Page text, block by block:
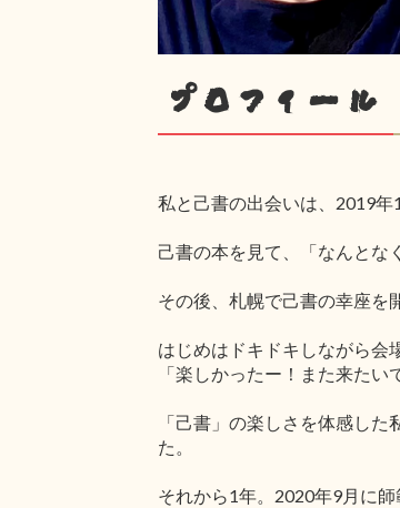
プロフィール
私と己書の出会いは、2019年
己書の本を見て、「なんとな
その後、札幌で己書の幸座を
はじめはドキドキしながら会
「楽しかったー！また来た
「己書」の楽しさを体感し
た。
それから1年。2020年9月に